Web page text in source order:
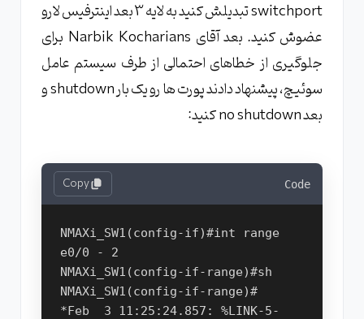
switchport تبدیلش کنید به لایه 3 بعد اینترفیس لارو
عضوش کنید. بعد آقای Narbik Kocharians برای
جلوگیری از خطاهای احتمالی از طرف سیستم عامل
سوئیچ، پیشنهاد دادند پورت ها رو یک بار shutdown و
بعد no shutdown کنید:
Code
Copy
NMAXi_SW1(config-if)#int range
e0/0 - 2
NMAXi_SW1(config-if-range)#sh
NMAXi_SW1(config-if-range)#
*Feb  3 11:25:24.857: %LINK-5-